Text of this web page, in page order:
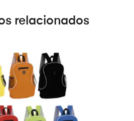
relacionados